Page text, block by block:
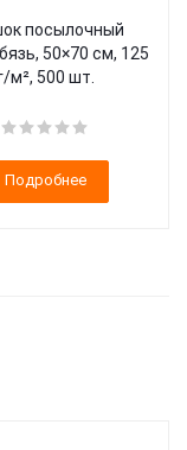
посылочный
50×70 см, 125
м², 500 шт.
Подробнее